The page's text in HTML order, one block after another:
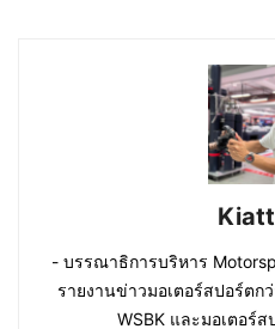
- บรรณาธิการบริหาร
รายงานข่าวมอเตอร์สปอร์ตก
WSBK และมอเตอร์